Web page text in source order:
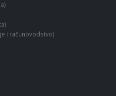
i računovodstvo)